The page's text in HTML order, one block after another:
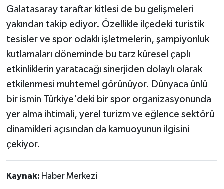
Galatasaray taraftar kitlesi de bu gelişmeleri
yakından takip ediyor. Özellikle ilçedeki turistik
tesisler ve spor odaklı işletmelerin, şampiyonluk
kutlamaları döneminde bu tarz küresel çaplı
etkinliklerin yaratacağı sinerjiden dolaylı olarak
etkilenmesi muhtemel görünüyor. Dünyaca ünlü
bir ismin Türkiye'deki bir spor organizasyonunda
yer alma ihtimali, yerel turizm ve eğlence sektörü
dinamikleri açısından da kamuoyunun ilgisini
çekiyor.
Kaynak: Haber Merkezi